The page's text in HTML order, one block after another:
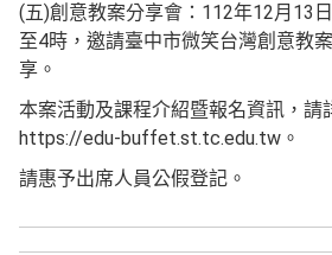
(五)創意教案分享會：112年12月13
至4時，邀請臺中市微笑台灣創意教
享。
本案活動及課程介紹暨報名資訊，請
https://edu-buffet.st.tc.edu.tw。
請惠予出席人員公假登記。